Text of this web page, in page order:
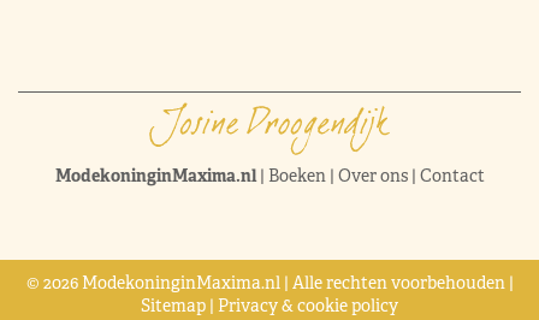
ModekoninginMaxima.nl| Boeken| Over ons| Contact
© 2026 ModekoninginMaxima.nl | Alle rechten voorbehouden |
Sitemap | Privacy & cookie policy